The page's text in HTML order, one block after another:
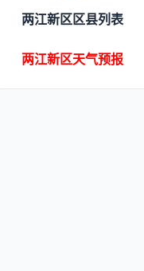
两江新区区县列表
两江新区天气预报